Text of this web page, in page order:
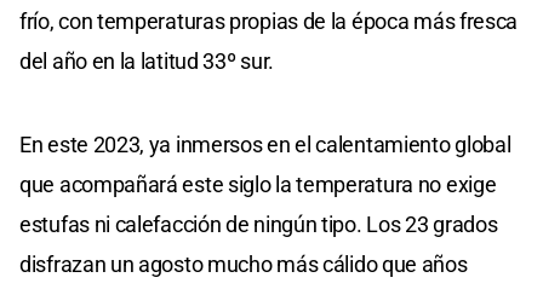
frío, con temperaturas propias de la época más fresca
del año en la latitud 33º sur.
En este 2023, ya inmersos en el calentamiento global
que acompañará este siglo la temperatura no exige
estufas ni calefacción de ningún tipo. Los 23 grados
disfrazan un agosto mucho más cálido que años